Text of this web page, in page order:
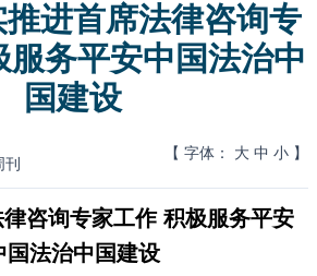
进首席法律咨询专
服务平安中国法治中
国建设
【 字体： 大 中 小 】
咨询专家工作 积极服务平安
国法治中国建设